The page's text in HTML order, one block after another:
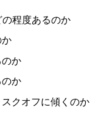
程度あるのか
か
のか
のか
クオフに傾くのか